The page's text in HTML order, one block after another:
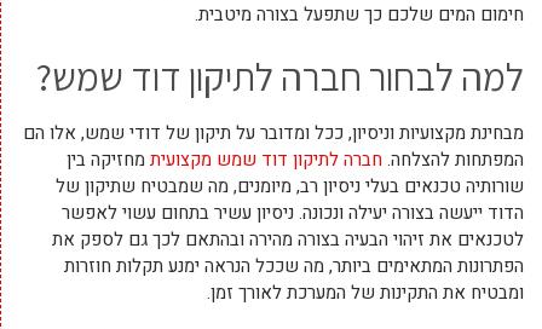
חימום המים שלכם כך שתפעל בצורה מיטבית.
למה לבחור חברה לתיקון דוד שמש?
מבחינת מקצועיות וניסיון, ככל ומדובר על תיקון של דודי שמש, אלו הם
המפתחות להצלחה. חברה לתיקון דוד שמש מקצועית מחזיקה בין
שורותיה טכנאים בעלי ניסיון רב, מיומנים, מה שמבטיח שתיקון של
הדוד ייעשה בצורה יעילה ונכונה. ניסיון עשיר בתחום עשוי לאפשר
לטכנאים את זיהוי הבעיה בצורה מהירה ובהתאם לכך גם לספק את
הפתרונות המתאימים ביותר, מה שככל הנראה ימנע תקלות חוזרות
ומבטיח את התקינות של המערכת לאורך זמן.